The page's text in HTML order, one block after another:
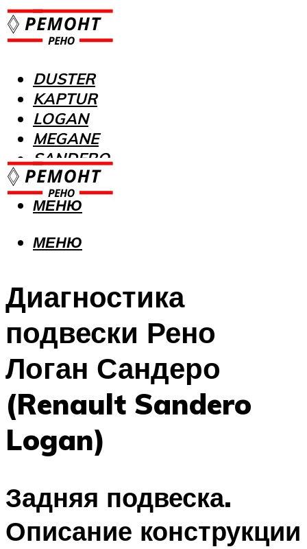
DUSTER
KAPTUR
LOGAN
MEGANE
SANDERO
МЕНЮ
МЕНЮ
Диагностика
подвески Рено
Логан Сандеро
(Renault Sandero
Logan)
Задняя подвеска.
Описание конструкции